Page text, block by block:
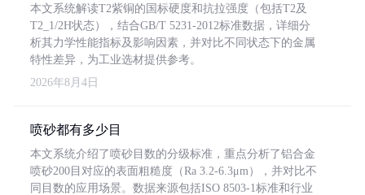
本文系统解读T2紫铜的国标硬度和抗拉强度（包括T2及
T2_1/2H状态），结合GB/T 5231-2012标准数据，详细分
析其力学性能指标及影响因素，并对比不同状态下的金属
特性差异，为工业选材提供参考。
2026年8月4日
喷砂都有多少目
本文系统介绍了喷砂目数的分级标准，重点分析了铝合金
喷砂200目对应的表面粗糙度（Ra 3.2-6.3μm），并对比不
同目数的应用场景。数据来源包括ISO 8503-1标准和行业